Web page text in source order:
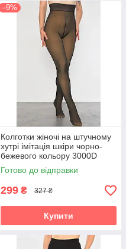
–9%
Колготки жіночі на штучному
хутрі імітація шкіри чорно-
бежевого кольору 3000D
р.42/46 187651P
Готово до відправки
299 ₴ 327 ₴
Купити